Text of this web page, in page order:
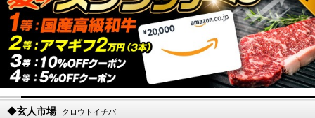
◆玄人市場 -クロウトイチバ-